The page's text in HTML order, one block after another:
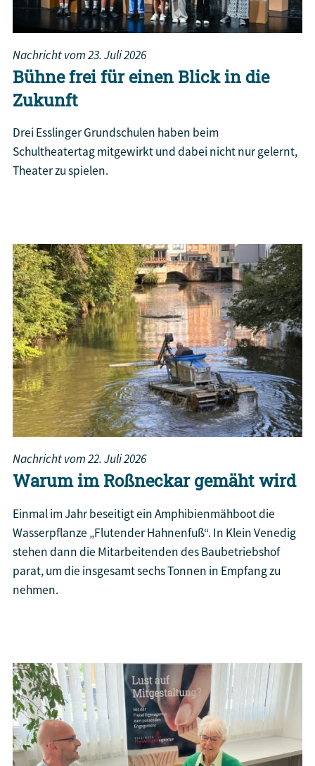
Nachricht vom23. Juli 2026
Bühne frei für einen Blick in die
Zukunft
Drei Esslinger Grundschulen haben beim
Schultheatertag mitgewirkt und dabei nicht nur gelernt,
Theater zu spielen.
Nachricht vom22. Juli 2026
Warum im Roßneckar gemäht wird
Einmal im Jahr beseitigt ein Amphibienmähboot die
Wasserpflanze „Flutender Hahnenfuß“. In Klein Venedig
stehen dann die Mitarbeitenden des Baubetriebshof
parat, um die insgesamt sechs Tonnen in Empfang zu
nehmen.